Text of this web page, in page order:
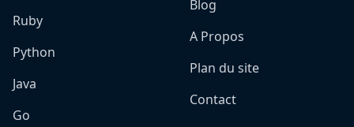
Ruby
Python
Java
Go
Blog
A Propos
Plan du site
Contact